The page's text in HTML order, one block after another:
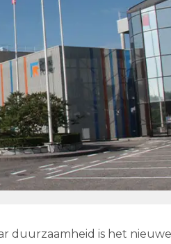
duurzaamheid is het